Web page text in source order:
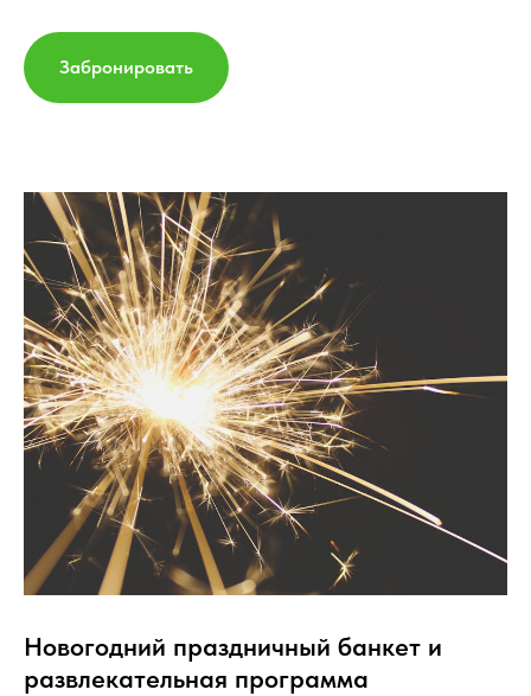
Забронировать
Новогодний праздничный банкет и
развлекательная программа